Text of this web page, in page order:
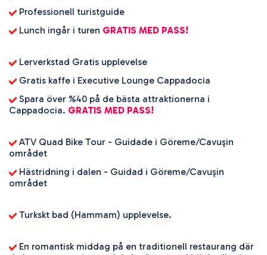
Professionell turistguide
Lunch ingår i turen GRATIS MED PASS!
Lerverkstad Gratis upplevelse
Gratis kaffe i Executive Lounge Cappadocia
Spara över %40 på de bästa attraktionerna i
Cappadocia. GRATIS MED PASS!
ATV Quad Bike Tour - Guidade i Göreme/Cavuşin
området
Hästridning i dalen - Guidad i Göreme/Cavuşin
området
Turkskt bad (Hammam) upplevelse.
En romantisk middag på en traditionell restaurang där